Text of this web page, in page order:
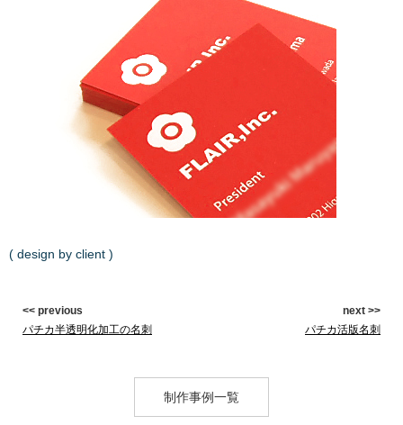
( design by client )
<< previous
パチカ半透明化加工の名刺
next >>
パチカ活版名刺
制作事例一覧